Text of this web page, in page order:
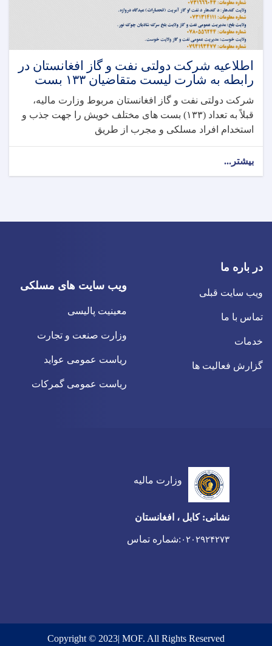
اطلاعیه شرکت دولتی نفت و گاز افغانستان در
رابطه به شارت لیست متقاضیان ۱۳۳ بست
شرکت دولتی نفت و گاز افغانستان مربوط وزارت مالیه،
قبلاً به تعداد (۱۳۳) بست های مختلف خویش را جهت جذب و
استخدام افراد مسلکی و مجرب از طریق
بیشتر...
در باره ما
ویب سایت قبلی
تماس با ما
خدمات
گزارش فعالیت ها
ویب سایت های مسلکی
معینیت پالیسی
وزارت صنعت و تجارت
ریاست عمومی عواید
ریاست عمومی گمرکات
وزارت مالیه
نشانی: کابل ، افغانستان
۰۲۰۲۹۲۴۲۷۳ :شماره تماس
Copyright © 2023| MOF. All Rights Reserved